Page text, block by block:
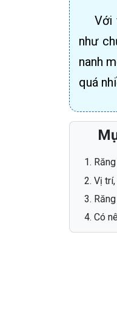
Với
như
nanh
quá
Vị
Có